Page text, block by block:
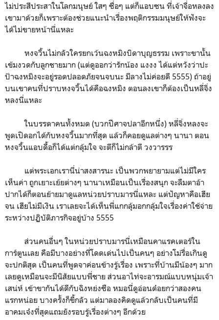
ไม่ประสีประสาในโลกมนุษย์ ใสๆ ซื่อๆ แต่ก็แอบซน ที่เจ้าจื่อหลงลง
เขามาด้วยก็เพราะต้องช่วยแนะนำเรื่องพฤติกรรมมนุษย์ให้ฟังจะ
ได้ไม่ขายหน้านี่แหละ
หงจวิ้นไม่กลัวใครยกเว้นฉงหมิงบิดาบุญธรรม เพราะขานั้น
เข้มงวดกับลูกชายมาก (แต่ดูออกว่ารักน้อง แงงง ได้แต่หวังว่าปะ
ป๊าฉงหมิงจะอยู่รอดปลอดภัยจนจบนะ มีลางไม่ค่อยดี 5555) ถ้าอยู่
บนเขาคนที่ปราบหงจวิ้นได้คือฉงหมิง ตอนลงเขาก็ต้องเป็นหลี่จิ่ง
หลงนี่แหละ
ในบรรดาคนทั้งหมด (บวกปีศาจปลาอีกหนึ่ง) หลี่จิ่งหลงจะ
พูดเปิดอกได้กับหงจวิ้นมากที่สุด แล้วก็คอยดูแลต่างๆ นานา ตอน
หงจวิ้นแอบดื้อก็ได้แต่กลุ้มใจ จะตีก็ไม่กล้าตี วงวารรร
แต่พระเอกเรานี่น่าสงสารนะ เป็นพวกพยายามแต่ไม่มีใคร
เห็นค่า ถูกเยาะเย้ยต่างๆ นานาเหมือนเป็นเรื่องสนุก จะลืมตาอ้า
ปากได้ก็ตอนย้ายมาดูแลหน่วยปราบมารนี่แหละ แต่ปัญหาคือเฮีย
จน เฮียไม่มีเงิน เราเลยจะได้เห็นพี่แกกลุ้มอกกลุ้มใจเรื่องค่าใช้จ่าย
ระหว่างปฏิบัติภารกิจอยู่บ้าง 5555
ส่วนคนอื่นๆ ในหน่วยปราบมารนี่เหมือนคาแรคเตอร์ใน
การ์ตูนเลย คือมีบางอย่างที่โดดเด่นไปเป็นคนๆ อย่างโม่รื่อเกินดู
จะปกติสุด เป็นคนที่พูดจาค่อนข้างรู้เรื่อง เพราะที่บ้านมีน้องๆ มาก
เลยดูเหมือนจะมีนิสัยแบบพี่ชาย ส่วนอาไท่จะอารมณ์แบบหนุ่มเจ้า
เสน่ห์ เข้าขากันได้ดีกับฉิงหย่งซือ หมอนี่ดูอ่อนด๋อยกว่าสองคน
แรกหน่อย บางครั้งก็ขี้กลัว แต่มาลองคิดดูแล้วกลับเป็นคนที่มี
อาคมเจ๋งที่สุดแถมยังรอบรู้เรื่องต่างๆ อีกด้วย